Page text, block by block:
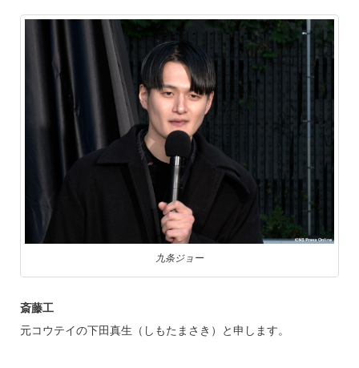
九条ジョー
斎藤工
元コウテイの下田真生（しもたまさき）と申します。